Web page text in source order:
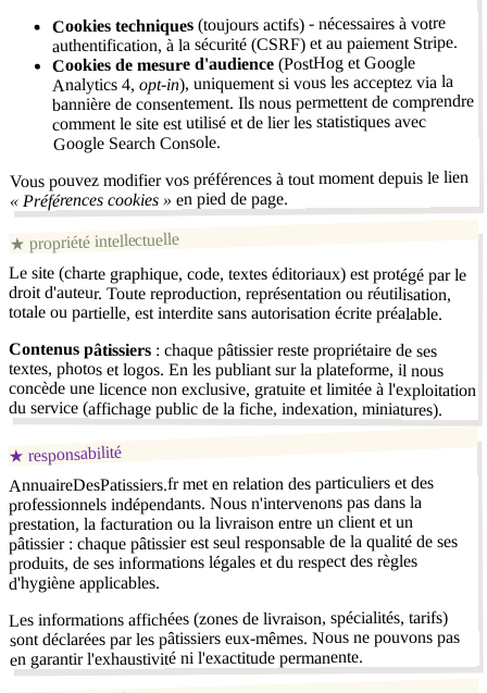
Cookies techniques(toujours actifs) - nécessaires à votre
authentification, à la sécurité (CSRF) et au paiement Stripe.
Cookies de mesure d'audience (PostHog et Google
Analytics 4, opt-in), uniquement si vous les acceptez via la
bannière de consentement. Ils nous permettent de comprendre
comment le site est utilisé et de lier les statistiques avec
Google Search Console.
Vous pouvez modifier vos préférences à tout moment depuis le lien
« Préférences cookies » en pied de page.
★ propriété intellectuelle
Le site (charte graphique, code, textes éditoriaux) est protégé par le
droit d'auteur. Toute reproduction, représentation ou réutilisation,
totale ou partielle, est interdite sans autorisation écrite préalable.
Contenus pâtissiers: chaque pâtissier reste propriétaire de ses
textes, photos et logos. En les publiant sur la plateforme, il nous
concède une licence non exclusive, gratuite et limitée à l'exploitation
du service (affichage public de la fiche, indexation, miniatures).
★ responsabilité
AnnuaireDesPatissiers.fr met en relation des particuliers et des
professionnels indépendants. Nous n'intervenons pas dans la
prestation, la facturation ou la livraison entre un client et un
pâtissier : chaque pâtissier est seul responsable de la qualité de ses
produits, de ses informations légales et du respect des règles
d'hygiène applicables.
Les informations affichées (zones de livraison, spécialités, tarifs)
sont déclarées par les pâtissiers eux-mêmes. Nous ne pouvons pas
en garantir l'exhaustivité ni l'exactitude permanente.